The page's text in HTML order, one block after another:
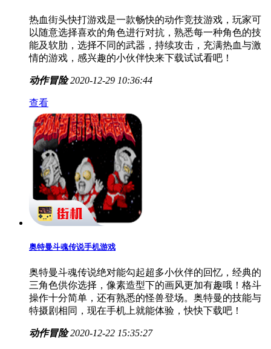
热血街头快打游戏是一款畅快的动作竞技游戏，玩家可
以随意选择喜欢的角色进行对抗，熟悉每一种角色的技
能及软肋，选择不同的武器，持续攻击，充满热血与激
情的游戏，感兴趣的小伙伴快来下载试试看吧！
动作冒险 2020-12-29 10:36:44
查看
奥特曼斗魂传说手机游戏
奥特曼斗魂传说绝对能勾起超多小伙伴的回忆，经典的
三角色供你选择，像素造型下的画风更加有趣哦！格斗
操作十分简单，还有熟悉的怪兽登场。奥特曼的技能与
特摄剧相同，现在手机上就能体验，快快下载吧！
动作冒险 2020-12-22 15:35:27